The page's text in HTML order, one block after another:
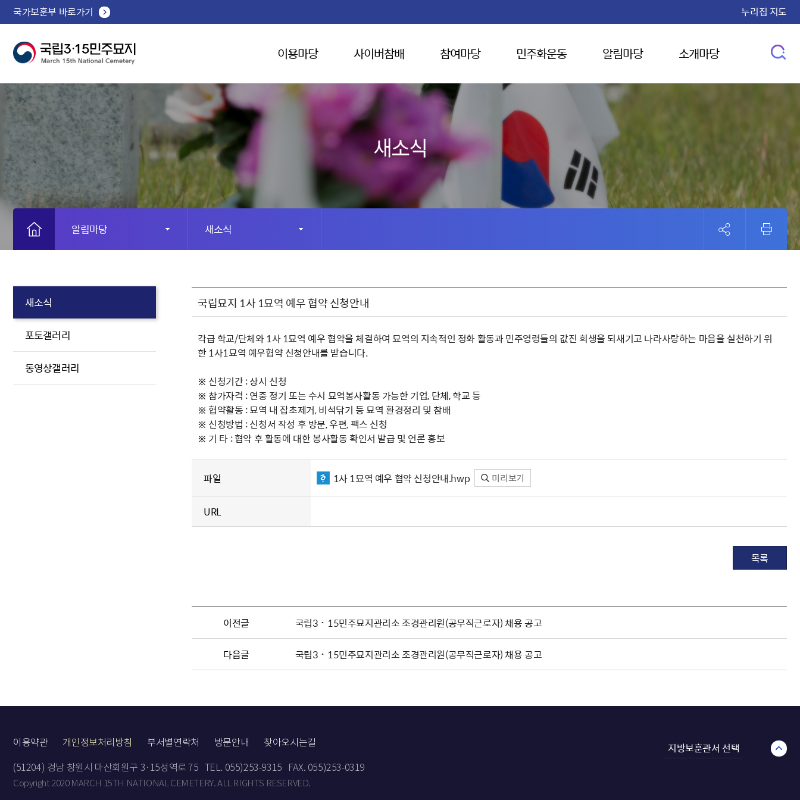
국가보훈부 바로가기 누리집 지도
이용마당 사이버참배 참여마당 민주화운동 알림마당 소개마당
새소식
알림마당 새소식
새소식
포토갤러리
동영상갤러리
국립묘지 1사 1묘역 예우 협약 신청안내
각급 학교/단체와 1사 1묘역 예우 협약을 체결하여 묘역의 지속적인 정화 활동과 민주영령들의 값진 희생을 되새기고 나라사랑하는 마음을 실천하기 위
한 1사1묘역 예우협약 신청안내를 받습니다.
※ 신청기간 : 상시 신청
※ 참가자격 : 연중 정기 또는 수시 묘역봉사활동 가능한 기업, 단체, 학교 등
※ 협약활동 : 묘역 내 잡초제거, 비석닦기 등 묘역 환경정리 및 참배
※ 신청방법 : 신청서 작성 후 방문, 우편, 팩스 신청
※ 기 타 : 협약 후 활동에 대한 봉사활동 확인서 발급 및 언론 홍보
파일 1사 1묘역 예우 협약 신청안내.hwp 미리보기
URL
목록
이전글 국립3˙15민주묘지관리소 조경관리원(공무직근로자) 채용 공고
다음글 국립3˙15민주묘지관리소 조경관리원(공무직근로자) 채용 공고
이용약관 개인정보처리방침 부서별연락처 방문안내 찾아오시는길
(51204) 경남 창원시 마산회원구 3·15성역로 75 TEL. 055)253-9315
FAX. 055)253-0319
Copyright 2020 MARCH 15TH NATIONAL CEMETERY. ALL RIGHTS RESERVED.
지방보훈관서 선택